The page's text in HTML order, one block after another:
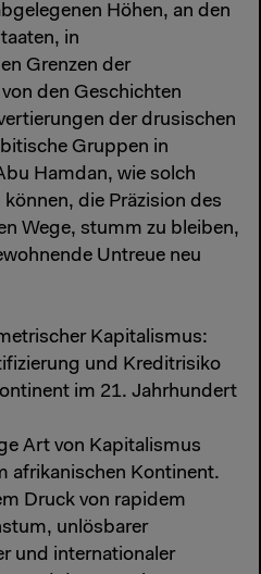
Höhen, an den
in
Grenzen der
den Geschichten
der drusischen
Gruppen in
Hamdan, wie solch
die Präzision des
Wege, stumm zu bleiben,
Untreue neu
Kapitalismus:
und Kreditrisiko
im 21. Jahrhundert
Art von Kapitalismus
afrikanischen Kontinent.
Druck von rapidem
unlösbarer
und internationaler